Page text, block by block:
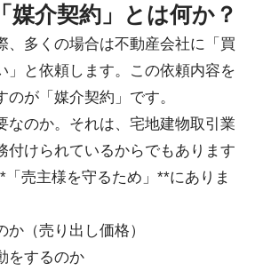
媒介契約」とは何か？
、多くの場合は不動産会社に「買
」と依頼します。この依頼内容を
が「媒介契約」です。
なのか。それは、宅地建物取引業
付けられているからでもあります
売主様を守るため」**にありま
（売り出し価格）
をするのか